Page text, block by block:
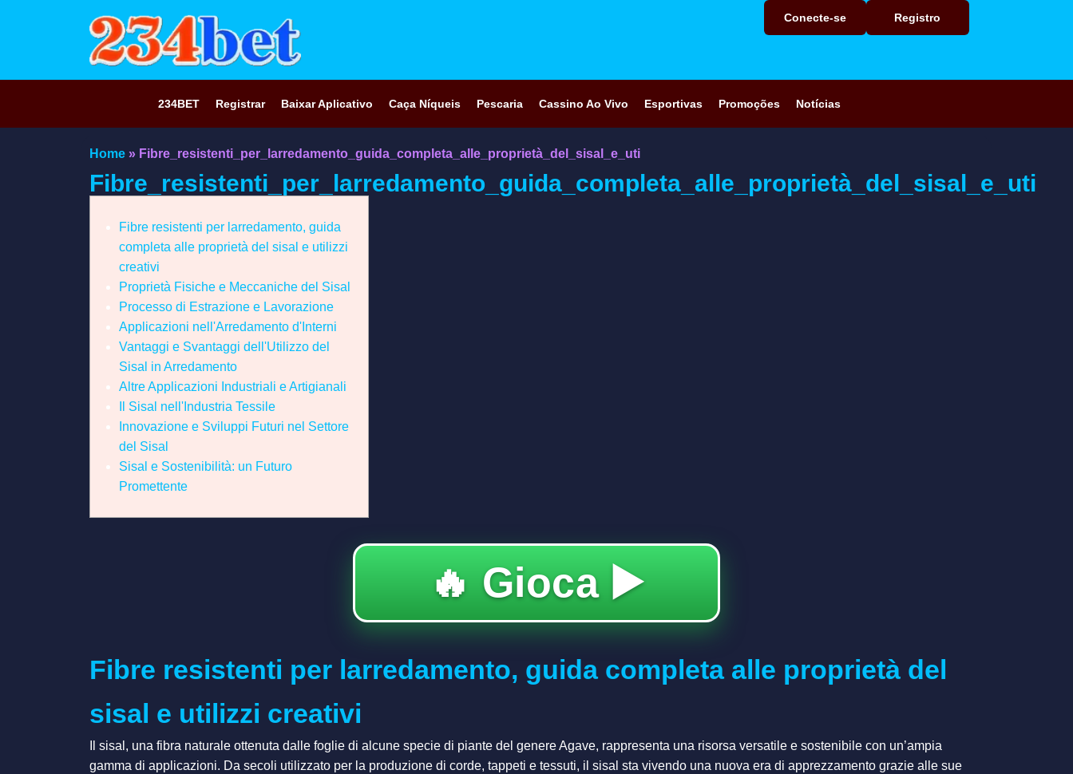
234BET Registrar Baixar Aplicativo Caça Níqueis Pescaria Cassino Ao Vivo Esportivas Promoções Notícias
Conecte-se Registro
Home » Fibre_resistenti_per_larredamento_guida_completa_alle_proprietà_del_sisal_e_uti
Fibre_resistenti_per_larredamento_guida_completa_alle_proprietà_del_sisal_e_uti
Fibre resistenti per larredamento, guida
completa alle proprietà del sisal e utilizzi
creativi
Proprietà Fisiche e Meccaniche del Sisal
Processo di Estrazione e Lavorazione
Applicazioni nell'Arredamento d'Interni
Vantaggi e Svantaggi dell'Utilizzo del
Sisal in Arredamento
Altre Applicazioni Industriali e Artigianali
Il Sisal nell'Industria Tessile
Innovazione e Sviluppi Futuri nel Settore
del Sisal
Sisal e Sostenibilità: un Futuro
Promettente
🔥 Gioca ▶️
Fibre resistenti per larredamento, guida completa alle proprietà del
sisal e utilizzi creativi
Il sisal, una fibra naturale ottenuta dalle foglie di alcune specie di piante del genereAgave, rappresenta una risorsa versatile e sostenibile con un’ampia
gamma di applicazioni. Da secoli utilizzato per la produzione di corde, tappeti e tessuti, il sisal sta vivendo una nuova era di apprezzamento grazie alle sue